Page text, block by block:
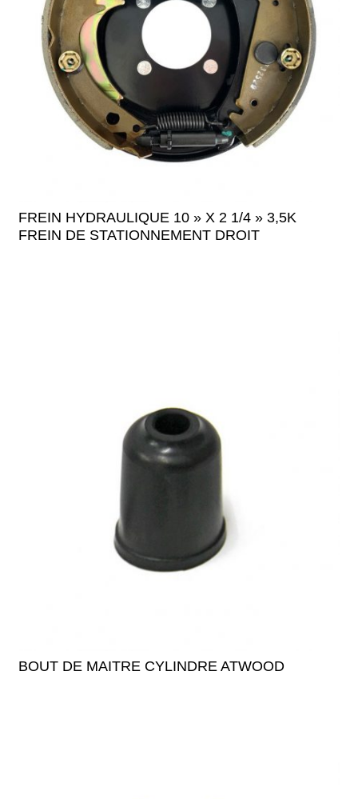
FREIN HYDRAULIQUE 10 » X 2 1/4 » 3,5K
FREIN DE STATIONNEMENT DROIT
BOUT DE MAITRE CYLINDRE ATWOOD